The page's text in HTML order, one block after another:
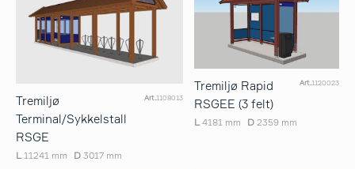
Tremiljø
Terminal/Sykkelstall
RSGE
Art.1108013
L 11241 mm D 3017 mm
Tremiljø Rapid
RSGEE (3 felt)
Art.1120023
L 4181 mm D 2359 mm